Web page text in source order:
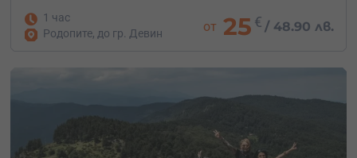
1 час
Родопите, до гр. Девин
от 25 € /48.90 лв.